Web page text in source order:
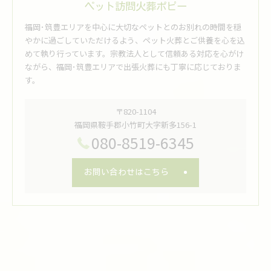
ペット訪問火葬ポピー
福岡･筑豊エリアを中心に大切なペットとのお別れの時間を穏
やかに過ごしていただけるよう、ペット火葬とご供養を心を込
めて執り行っています。宗教法人として信頼ある対応を心がけ
ながら、福岡･筑豊エリアで出張火葬にも丁寧に応じておりま
す。
〒820-1104
福岡県鞍手郡小竹町大字新多156-1
080-8519-6345
お問い合わせはこちら